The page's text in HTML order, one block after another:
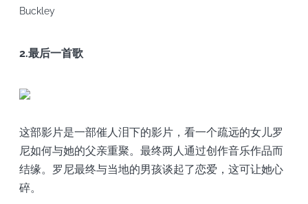
Buckley
2.最后一首歌
这部影片是一部催人泪下的影片，看一个疏远的女儿罗
尼如何与她的父亲重聚。最终两人通过创作音乐作品而
结缘。罗尼最终与当地的男孩谈起了恋爱，这可让她心
碎。